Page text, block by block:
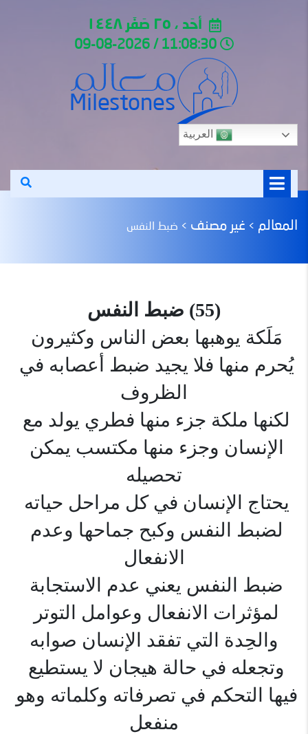
أحَد ، ٢٥ صَفَر ١٤٤٨
العربية
المعالم > غير مصنف > ضبط النفس
(55) ضبط النفس
مَلَكة يوهبها بعض الناس وكثيرون
يُحرم منها فلا يجيد ضبط أعصابه في
الظروف
لكنها ملكة جزء منها فطري يولد مع
الإنسان وجزء منها مكتسب يمكن
تحصيله
يحتاج الإنسان في كل مراحل حياته
لضبط النفس وكبح جماحها وعدم
الانفعال
ضبط النفس يعني عدم الاستجابة
لمؤثرات الانفعال وعوامل التوتر
والحِدة التي تفقد الإنسان صوابه
وتجعله في حالة هيجان لا يستطيع
فيها التحكم في تصرفاته وكلماته وهو
منفعل